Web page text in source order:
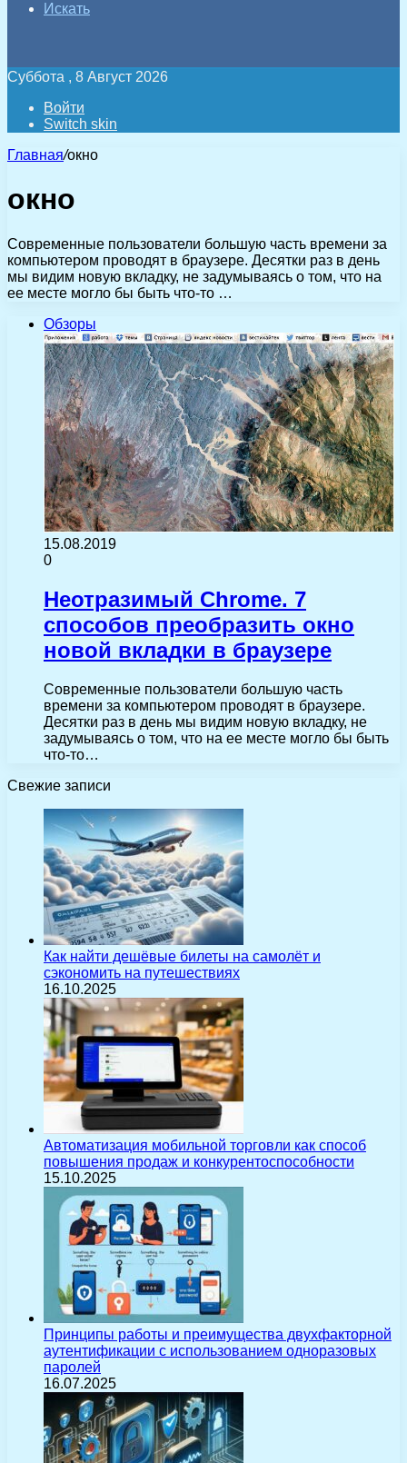
Искать
Суббота , 8 Август 2026
Войти
Switch skin
Главная/окно
окно
Современные пользователи большую часть времени за
компьютером проводят в браузере. Десятки раз в день
мы видим новую вкладку, не задумываясь о том, что на
ее месте могло бы быть что-то …
Обзоры
15.08.2019
0
Неотразимый Chrome. 7
способов преобразить окно
новой вкладки в браузере
Современные пользователи большую часть
времени за компьютером проводят в браузере.
Десятки раз в день мы видим новую вкладку, не
задумываясь о том, что на ее месте могло бы быть
что-то…
Свежие записи
Как найти дешёвые билеты на самолёт и
сэкономить на путешествиях
16.10.2025
Автоматизация мобильной торговли как способ
повышения продаж и конкурентоспособности
15.10.2025
Принципы работы и преимущества двухфакторной
аутентификации с использованием одноразовых
паролей
16.07.2025